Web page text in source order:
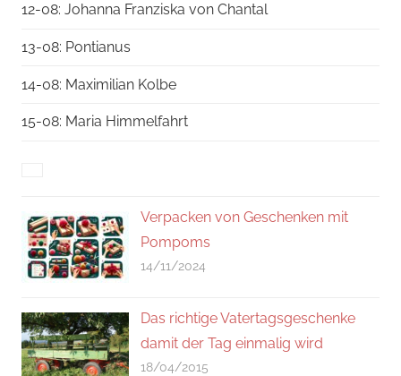
12-08: Johanna Franziska von Chantal
13-08: Pontianus
14-08: Maximilian Kolbe
15-08: Maria Himmelfahrt
Verpacken von Geschenken mit
Pompoms
14/11/2024
Das richtige Vatertagsgeschenke
damit der Tag einmalig wird
18/04/2015